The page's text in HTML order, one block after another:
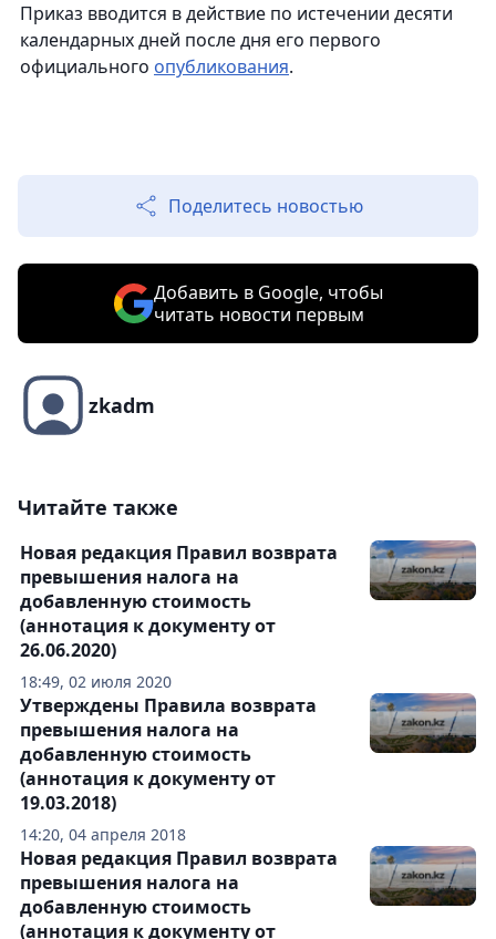
Приказ вводится в действие по истечении десяти
календарных дней после дня его первого
официального опубликования.
Поделитесь новостью
Добавить в Google, чтобы
читать новости первым
zkadm
Читайте также
18:49, 02 июля 2020
Новая редакция Правил возврата
превышения налога на
добавленную стоимость
(аннотация к документу от
26.06.2020)
14:20, 04 апреля 2018
Утверждены Правила возврата
превышения налога на
добавленную стоимость
(аннотация к документу от
19.03.2018)
Новая редакция Правил возврата
превышения налога на
добавленную стоимость
(аннотация к документу от